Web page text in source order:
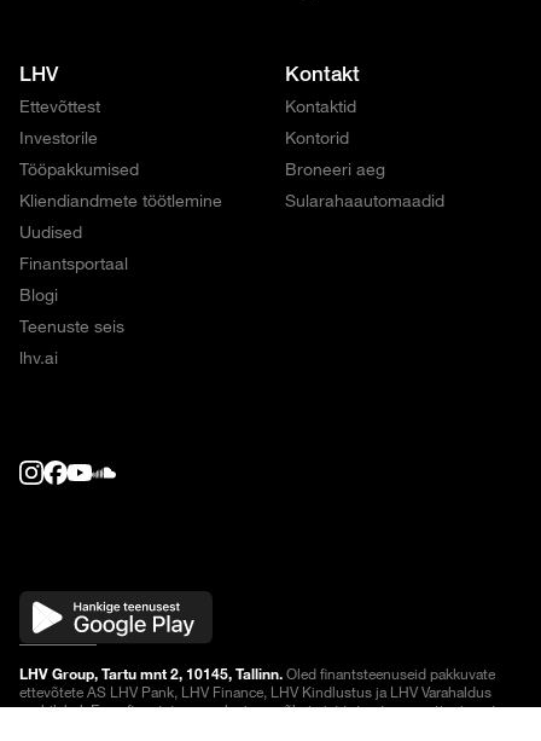
LHV
Ettevõttest
Investorile
Tööpakkumised
Kliendiandmete töötlemine
Uudised
Finantsportaal
Blogi
Teenuste seis
lhv.ai
Kontakt
Kontaktid
Kontorid
Broneeri aeg
Sularahaautomaadid
LHV Group, Tartu mnt 2, 10145, Tallinn.Oled finantsteenuseid pakkuvate
ettevõtete AS LHV Pank, LHV Finance, LHV Kindlustus ja LHV Varahaldus
veebilehel. Enne finantsteenuse lepingu sõlmimist tutvuteenuse tingimustega